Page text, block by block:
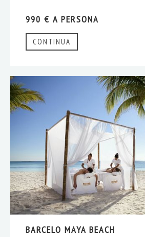
990 € A PERSONA
CONTINUA
BARCELO MAYA BEACH